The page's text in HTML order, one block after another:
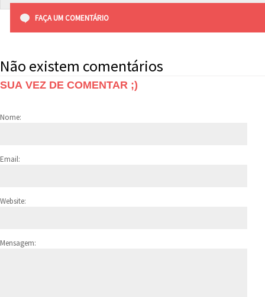
FAÇA UM COMENTÁRIO
Não existem comentários
SUA VEZ DE COMENTAR ;)
Nome:
Email:
Website:
Mensagem: